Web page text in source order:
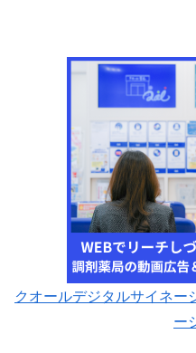
クオールデジタルサイネー
ー